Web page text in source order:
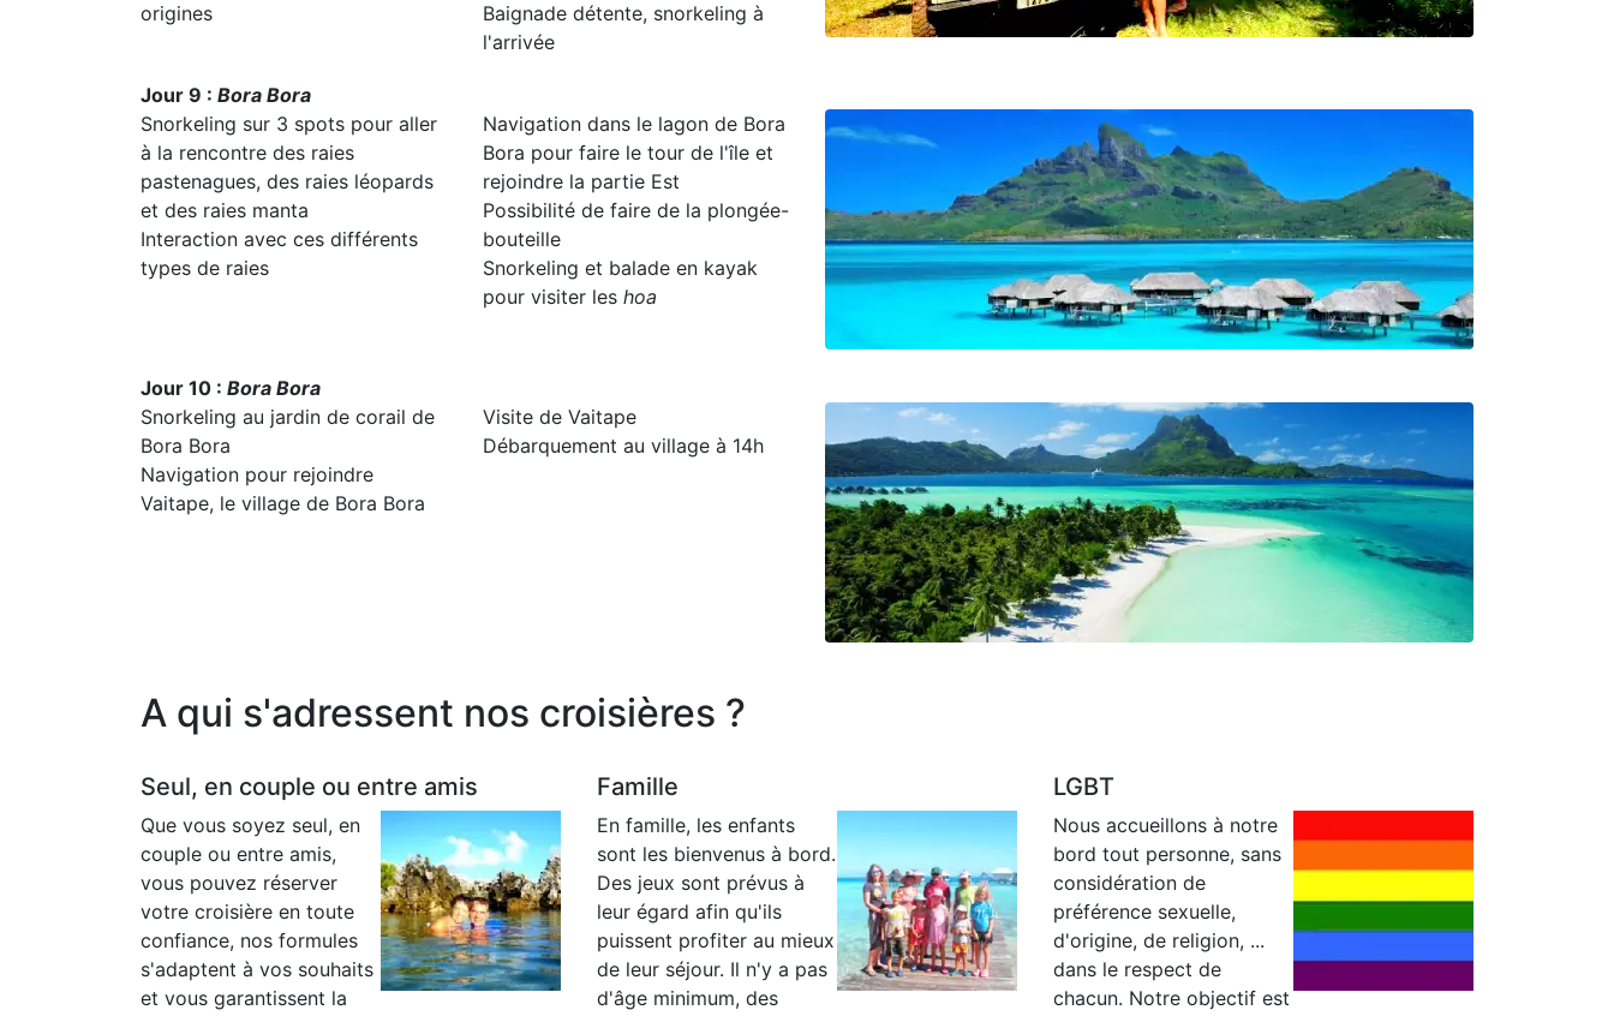
origines
Baignade détente, snorkeling à
l'arrivée
Jour 9 : Bora Bora
Snorkeling sur 3 spots pour aller
à la rencontre des raies
pastenagues, des raies léopards
et des raies manta
Interaction avec ces différents
types de raies
Navigation dans le lagon de Bora
Bora pour faire le tour de l'île et
rejoindre la partie Est
Possibilité de faire de la plongée-
bouteille
Snorkeling et balade en kayak
pour visiter les hoa
Jour 10 : Bora Bora
Snorkeling au jardin de corail de
Bora Bora
Navigation pour rejoindre
Vaitape, le village de Bora Bora
Visite de Vaitape
Débarquement au village à 14h
A qui s'adressent nos croisières ?
Seul, en couple ou entre amis
Que vous soyez seul, en
couple ou entre amis,
vous pouvez réserver
votre croisière en toute
confiance, nos formules
s'adaptent à vos souhaits
et vous garantissent la
Famille
En famille, les enfants
sont les bienvenus à bord.
Des jeux sont prévus à
leur égard afin qu'ils
puissent profiter au mieux
de leur séjour. Il n'y a pas
d'âge minimum, des
LGBT
Nous accueillons à notre
bord tout personne, sans
considération de
préférence sexuelle,
d'origine, de religion, ...
dans le respect de
chacun. Notre objectif est